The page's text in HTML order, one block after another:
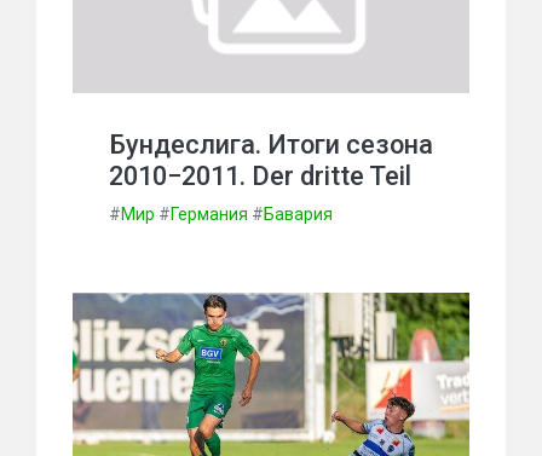
Бундеслига. Итоги сезона
2010−2011. Der dritte Teil
#Мир #Германия #Бавария